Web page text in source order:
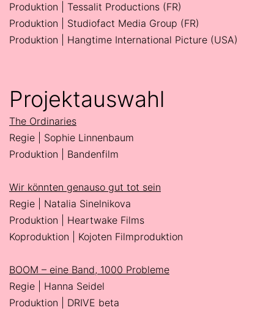
Produktion | Tessalit Productions (FR)
Produktion | Studiofact Media Group (FR)
Produktion | Hangtime International Picture (USA)
Projektauswahl
The Ordinaries
Regie | Sophie Linnenbaum
Produktion | Bandenfilm
Wir könnten genauso gut tot sein
Regie | Natalia Sinelnikova
Produktion | Heartwake Films
Koproduktion | Kojoten Filmproduktion
BOOM – eine Band, 1000 Probleme
Regie | Hanna Seidel
Produktion | DRIVE beta